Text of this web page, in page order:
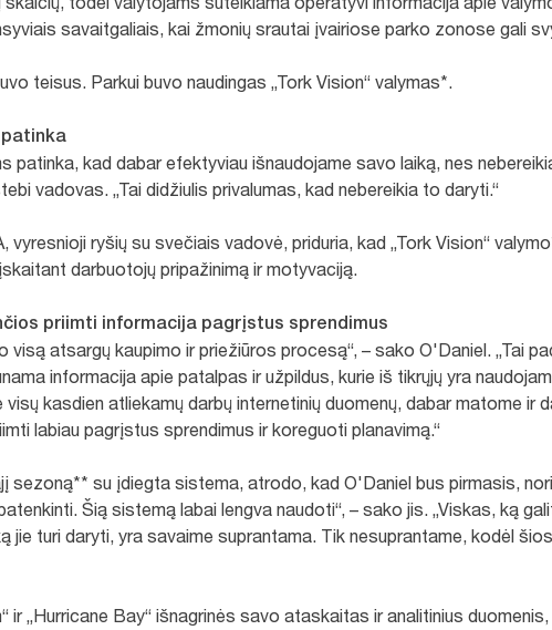
savaitgaliais, kai žmonių srautai įvairiose parko zonose gali
teisus. Parkui buvo naudingas „Tork Vision“ valymas*.
patinka, kad dabar efektyviau išnaudojame savo laiką, nes
vadovas. „Tai didžiulis privalumas, kad nebereikia to daryti.“
vyresnioji ryšių su svečiais vadovė, priduria, kad „Tork Vision“
darbuotojų pripažinimą ir motyvaciją.
priimti informacija pagrįstus sprendimus
visą atsargų kaupimo ir priežiūros procesą“, – sako O'Daniel. „Tai
informacija apie patalpas ir užpildus, kurie iš tikrųjų yra
visų kasdien atliekamų darbų internetinių duomenų, dabar matome ir
labiau pagrįstus sprendimus ir koreguoti planavimą.“
sezoną** su įdiegta sistema, atrodo, kad O'Daniel bus pirmasis,
Šią sistemą labai lengva naudoti“, – sako jis. „Viskas, ką
jie turi daryti, yra savaime suprantama. Tik nesuprantame, kodėl
ir „Hurricane Bay“ išnagrinės savo ataskaitas ir analitinius